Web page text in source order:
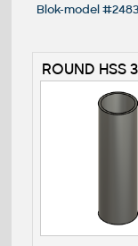
Blok-model
ROUND HSS